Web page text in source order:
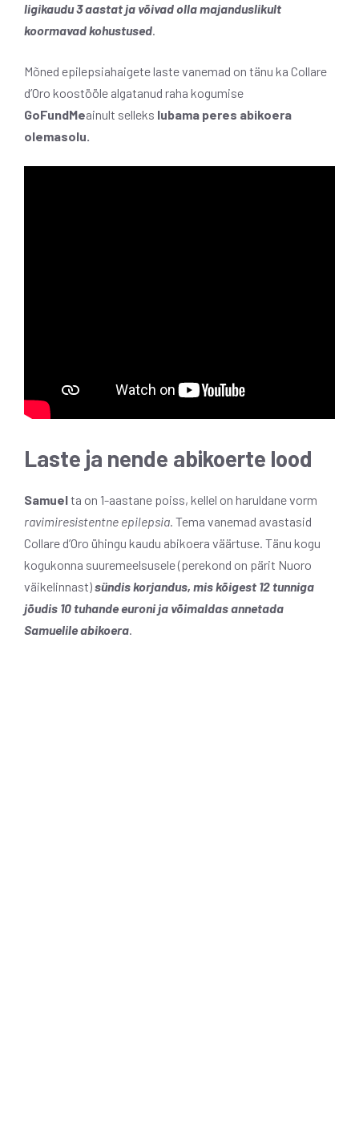
ligikaudu 3 aastat ja võivad olla majanduslikult
koormavad kohustused.
Mõned epilepsiahaigete laste vanemad on tänu ka Collare
d’Oro koostööle algatanud raha kogumise
GoFundMeainult selleks lubama peres abikoera
olemasolu.
Laste ja nende abikoerte lood
Samuelta on 1-aastane poiss, kellel on haruldane vorm
ravimiresistentne epilepsia. Tema vanemad avastasid
Collare d’Oro ühingu kaudu abikoera väärtuse. Tänu kogu
kogukonna suuremeelsusele (perekond on pärit Nuoro
väikelinnast)sündis korjandus, mis kõigest 12 tunniga
jõudis 10 tuhande euroni ja võimaldas annetada
Samuelile abikoera.